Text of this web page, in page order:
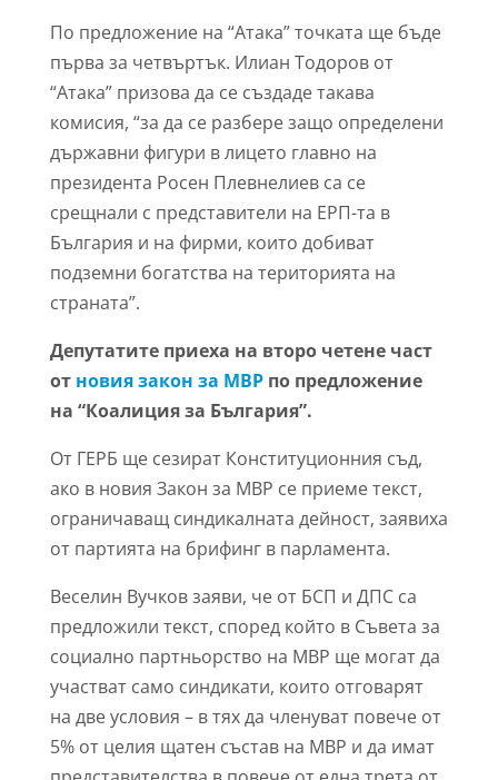
По предложение на “Атака” точката ще бъде
първа за четвъртък. Илиан Тодоров от
“Атака” призова да се създаде такава
комисия, “за да се разбере защо определени
държавни фигури в лицето главно на
президента Росен Плевнелиев са се
срещнали с представители на ЕРП-та в
България и на фирми, които добиват
подземни богатства на територията на
страната”.
Депутатите приеха на второ четене част
от новия закон за МВРпо предложение
на “Коалиция за България”.
От ГЕРБ ще сезират Конституционния съд,
ако в новия Закон за МВР се приеме текст,
ограничаващ синдикалната дейност, заявиха
от партията на брифинг в парламента.
Веселин Вучков заяви, че от БСП и ДПС са
предложили текст, според който в Съвета за
социално партньорство на МВР ще могат да
участват само синдикати, които отговарят
на две условия – в тях да членуват повече от
5% от целия щатен състав на МВР и да имат